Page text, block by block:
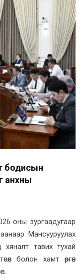
бодисын
анхны
оны зургаадугаар
Мансууруулах
хяналт тавих тухай
болон хамт өргөн